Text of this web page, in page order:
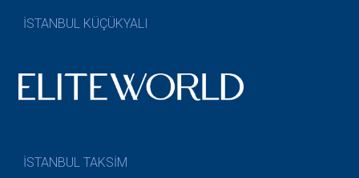
İSTANBUL KÜÇÜKYALI
İSTANBUL TAKSİM